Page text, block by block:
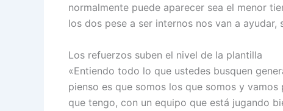
normalmente puede aparecer sea el menor
los dos pese a ser internos nos van a ayudar,
Los refuerzos suben el nivel de la plantilla
«Entiendo todo lo que ustedes busquen
pienso es que somos los que somos y
que tengo, con un equipo que está jugando